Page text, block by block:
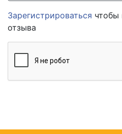
Зарегистрироваться чтобы
отзыва